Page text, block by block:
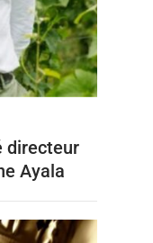
directeur
Ayala